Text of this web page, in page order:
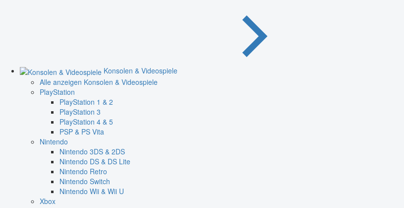
Konsolen & Videospiele
Alle anzeigen Konsolen & Videospiele
PlayStation
PlayStation 1 & 2
PlayStation 3
PlayStation 4 & 5
PSP & PS Vita
Nintendo
Nintendo 3DS & 2DS
Nintendo DS & DS Lite
Nintendo Retro
Nintendo Switch
Nintendo Wii & Wii U
Xbox